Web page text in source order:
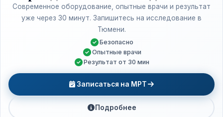
Современное оборудование, опытные врачи и результат
уже через 30 минут. Запишитесь на исследование в
Тюмени.
Безопасно
Опытные врачи
Результат от 30 мин
Записаться на МРТ
Подробнее